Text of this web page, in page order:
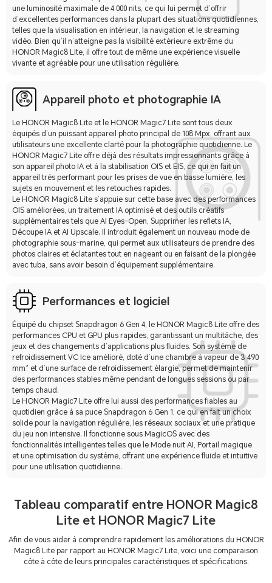
une luminosité maximale de 4 000 nits, ce qui lui permet d’offrir
d’excellentes performances dans la plupart des situations quotidiennes,
telles que la visualisation en intérieur, la navigation et le streaming
vidéo. Bien qu’il n’atteigne pas la visibilité extérieure extrême du
HONOR Magic8 Lite, il offre tout de même une expérience visuelle
vivante et agréable pour une utilisation régulière.
Appareil photo et photographie IA
Le HONOR Magic8 Lite et le HONOR Magic7 Lite sont tous deux
équipés d’un puissant appareil photo principal de 108 Mpx, offrant aux
utilisateurs une excellente clarté pour la photographie quotidienne. Le
HONOR Magic7 Lite offre déjà des résultats impressionnants grâce à
son appareil photo IA et à la stabilisation OIS et EIS, ce qui en fait un
appareil très performant pour les prises de vue en basse lumière, les
sujets en mouvement et les retouches rapides.
Le HONOR Magic8 Lite s’appuie sur cette base avec des performances
OIS améliorées, un traitement IA optimisé et des outils créatifs
supplémentaires tels que AI Eyes-Open, Supprimer les reflets IA,
Découpe IA et AI Upscale. Il introduit également un nouveau mode de
photographie sous-marine, qui permet aux utilisateurs de prendre des
photos claires et éclatantes tout en nageant ou en faisant de la plongée
avec tuba, sans avoir besoin d’équipement supplémentaire.
Performances et logiciel
Équipé du chipset Snapdragon 6 Gen 4, le HONOR Magic8 Lite offre des
performances CPU et GPU plus rapides, garantissant un multitâche, des
jeux et des changements d’applications plus fluides. Son système de
refroidissement VC Ice amélioré, doté d’une chambre à vapeur de 3 490
mm² et d’une surface de refroidissement élargie, permet de maintenir
des performances stables même pendant de longues sessions ou par
temps chaud.
Le HONOR Magic7 Lite offre lui aussi des performances fiables au
quotidien grâce à sa puce Snapdragon 6 Gen 1, ce qui en fait un choix
solide pour la navigation régulière, les réseaux sociaux et une pratique
du jeu non intensive. Il fonctionne sous MagicOS avec des
fonctionnalités intelligentes telles que le Mode nuit AI, Portail magique
et une optimisation du système, offrant une expérience fluide et intuitive
pour une utilisation quotidienne.
Tableau comparatif entre HONOR Magic8
Lite et HONOR Magic7 Lite
Afin de vous aider à comprendre rapidement les améliorations du HONOR
Magic8 Lite par rapport au HONOR Magic7 Lite, voici une comparaison
côte à côte de leurs principales caractéristiques et spécifications.